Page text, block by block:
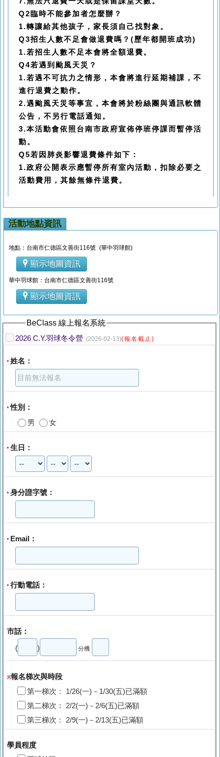
Q2臨時不能參加者怎麼辦？
1.轉讓給其他孩子，家長須自己找對象。
Q3招生人數不足會做退費嗎？(歷年都開班成功)
1.若招生人數不足本會將全額退費。
Q4若遇到颱風天災？
1.若遇不可抗力之情形，本會將進行延期補課，不
進行退費之動作。
2.遇颱風天災等事宜，本會將於粉絲團與通訊軟體
公告，不另行電話通知。
3.本活動會依照台南市政府宣佈停班停課而暫停活
動。
Q5若因肺炎影響退費條件如下：
1.政府公開表示應暫停所有室內活動，扣除必要之
活動費用，其餘無條件退費。
活動地點資訊
地點：台南市仁德區文善街116號 (華中羽球館)
顯示地圖資訊
華中羽球館：台南市仁德區文善街116號
顯示地圖資訊
BeClass 線上報名系統
2026 C.Y.羽球冬令營 (2026-02-13)(報名截止)
* 姓名：
*性別：
男
女
* 生日：
* 身分證字號：
* Email：
* 行動電話：
市話：
( ) 分機
※報名梯次與時段
第一梯次： 1/26(一)－1/30(五)已滿額
第二梯次： 2/2(一)－2/6(五)已滿額
第三梯次： 2/9(一)－2/13(五)已滿額
學員程度